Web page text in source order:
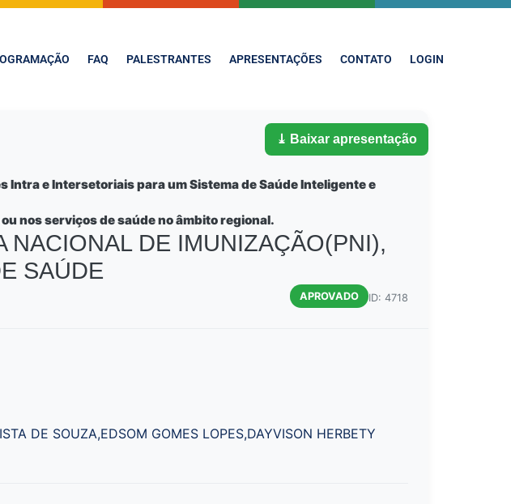
FAQ PALESTRANTES APRESENTAÇÕES CONTATO LOGIN
⤓ Baixar apresentação
Intra e Intersetoriais para um Sistema de Saúde Inteligente e
nos serviços de saúde no âmbito regional.
NACIONAL DE IMUNIZAÇÃO(PNI),
SAÚDE
APROVADO ID: 4718
DE SOUZA,EDSOM GOMES LOPES,DAYVISON HERBETY